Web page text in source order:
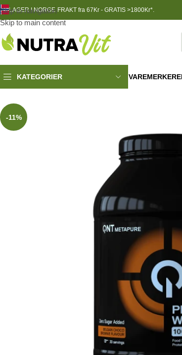
Skip to navigation
Skip to main content
LAGER I NORGEFRAKT fra 67Kr - GRATIS >1800Kr*.
KATEGORIER VAREMERKER
-11%